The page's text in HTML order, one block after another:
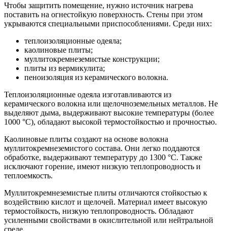
Чтобы защитить помещение, нужно источник нагрева
поставить на огнестойкую поверхность. Стены при этом
укрываются специальными приспособлениями. Среди них:
теплоизоляционные одеяла;
каолиновые плиты;
муллитокремнеземистые конструкции;
плиты из вермикулита;
пеноизоляция из керамического волокна.
Теплоизоляционные одеяла изготавливаются из
керамического волокна или щелочноземельных металлов. Не
выделяют дыма, выдерживают высокие температуры (более
1000 °С), обладают высокой термостойкостью и прочностью.
Каолиновые плиты создают на основе волокна
муллитокремнеземистого состава. Они легко поддаются
обработке, выдерживают температуру до 1300 °С. Также
исключают горение, имеют низкую теплопроводность и
теплоемкость.
Муллитокремнеземистые плиты отличаются стойкостью к
воздействию кислот и щелочей. Материал имеет высокую
термостойкость, низкую теплопроводность. Обладают
усиленными свойствами в окислительной или нейтральной
среде.